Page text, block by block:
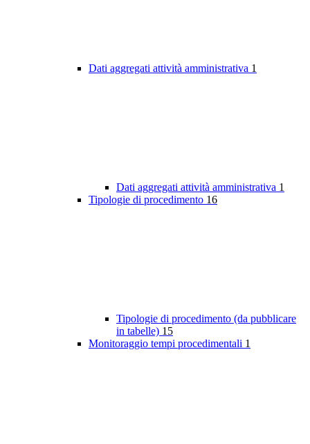
Dati aggregati attività amministrativa 1
Dati aggregati attività amministrativa 1
Tipologie di procedimento 16
Tipologie di procedimento (da pubblicare
in tabelle) 15
Monitoraggio tempi procedimentali 1